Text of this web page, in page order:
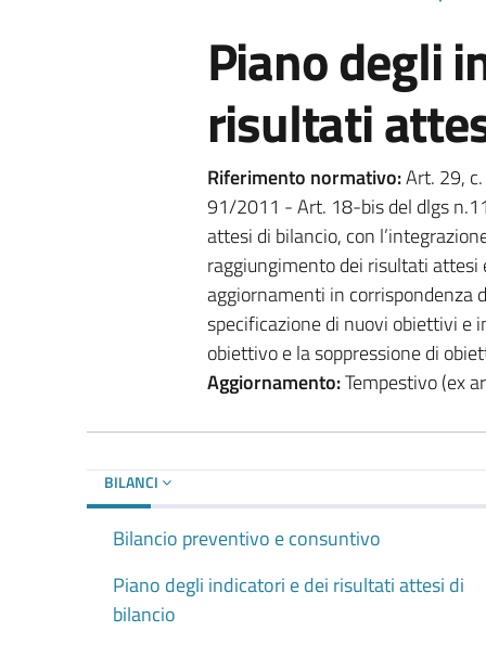
Piano degli
risultati
Riferimento normativo:Art. 29,
91/2011 - Art. 18-bis del dlgs
attesi di bilancio, con
raggiungimento dei risultati
aggiornamenti in corrispondenza
specificazione di nuovi obiettivi e
obiettivo e la soppressione di
Aggiornamento:Tempestivo (ex
BILANCI
Bilancio preventivo e consuntivo
Piano degli indicatori e dei risultati attesi di
bilancio